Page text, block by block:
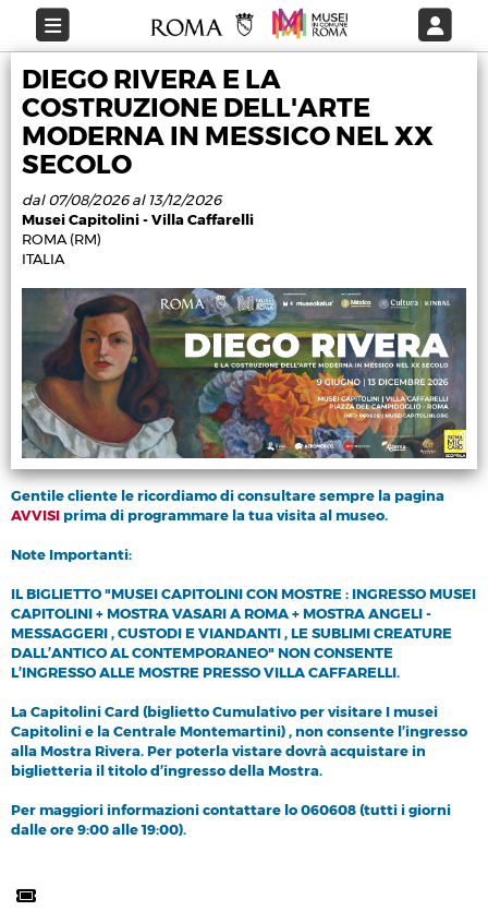
DIEGO RIVERA E LA
COSTRUZIONE DELL'ARTE
MODERNA IN MESSICO NEL XX
SECOLO
dal 07/08/2026 al 13/12/2026
Musei Capitolini - Villa Caffarelli
ROMA (RM)
ITALIA
Gentile cliente le ricordiamo di consultare sempre la pagina
AVVISI prima di programmare la tua visita al museo.
Note Importanti:
IL BIGLIETTO "MUSEI CAPITOLINI CON MOSTRE : INGRESSO MUSEI
CAPITOLINI + MOSTRA VASARI A ROMA + MOSTRA ANGELI -
MESSAGGERI , CUSTODI E VIANDANTI , LE SUBLIMI CREATURE
DALL’ANTICO AL CONTEMPORANEO" NON CONSENTE
L’INGRESSO ALLE MOSTRE PRESSO VILLA CAFFARELLI.
La Capitolini Card (biglietto Cumulativo per visitare I musei
Capitolini e la Centrale Montemartini) , non consente l’ingresso
alla Mostra Rivera. Per poterla vistare dovrà acquistare in
biglietteria il titolo d’ingresso della Mostra.
Per maggiori informazioni contattare lo 060608 (tutti i giorni
dalle ore 9:00 alle 19:00).